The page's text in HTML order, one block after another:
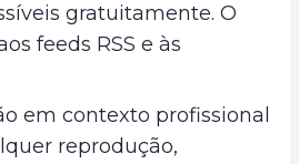
gratuitamente. O
feeds RSS e às
em contexto profissional
reprodução,